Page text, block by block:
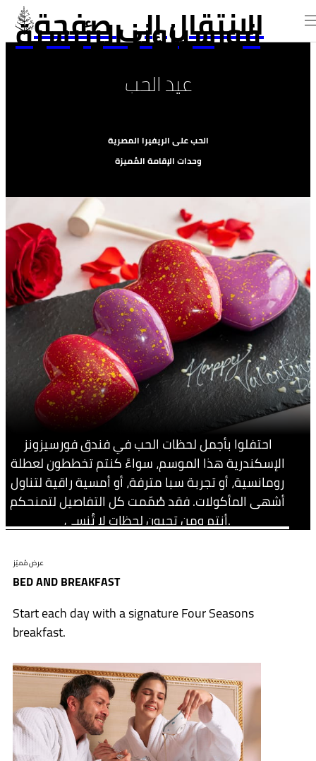
الانتقال إلى صفحة
فورسيزونز الرئيسية
عيد الحب
الحب على الريفيرا المصرية
وحدات الإقامة المُميزة
احتفلوا بأجمل لحظات الحب في فندق فورسيزونز
الإسكندرية هذا الموسم، سواءً كنتم تخططون لعطلة
رومانسية، أو تجربة سبا مترفة، أو أمسية راقية لتناول
أشهى المأكولات. فقد صُمّمت كل التفاصيل لتمنحكم
أنتم ومن تحبون لحظات لا تُنسى.
عرض مُميّز
BED AND BREAKFAST
Start each day with a signature Four Seasons
breakfast.